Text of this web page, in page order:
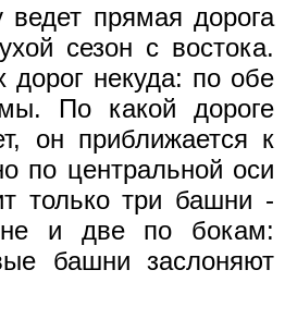
ведет прямая дорога
сезон с востока.
дорог некуда: по обе
По какой дороге
он приближается к
по центральной оси
только три башни -
и две по бокам:
башни заслоняют